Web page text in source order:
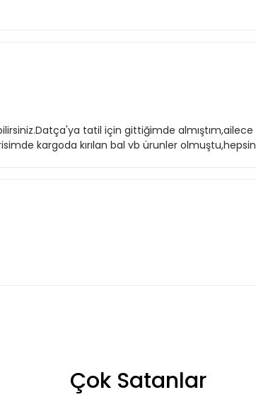
tatil için gittiğimde
kargoda kırılan bal vb ürunler
Çok Satanlar